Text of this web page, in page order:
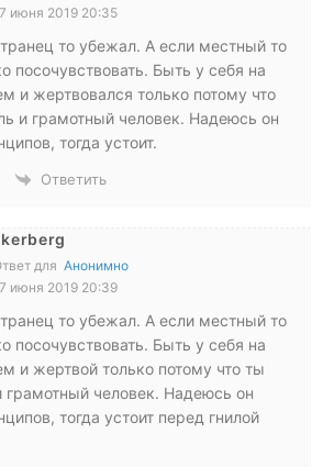
июня 2019 20:35
то убежал. А если местный то
посочувствовать. Быть у себя на
и жертвовался только потому что
и грамотный человек. Надеюсь он
тогда устоит.
Ответить
для Анонимно
июня 2019 20:39
то убежал. А если местный то
посочувствовать. Быть у себя на
и жертвой только потому что ты
грамотный человек. Надеюсь он
тогда устоит перед гнилой